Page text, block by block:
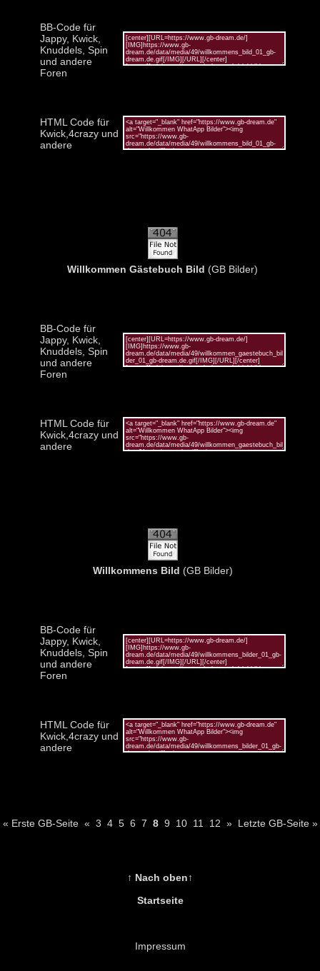
BB-Code für
Jappy, Kwick,
Knuddels, Spin
und andere
Foren
HTML Code für
Kwick,4crazy und
andere
Willkommen Gästebuch Bild (GB Bilder)
BB-Code für
Jappy, Kwick,
Knuddels, Spin
und andere
Foren
HTML Code für
Kwick,4crazy und
andere
Willkommens Bild (GB Bilder)
BB-Code für
Jappy, Kwick,
Knuddels, Spin
und andere
Foren
HTML Code für
Kwick,4crazy und
andere
« Erste GB-Seite « 3 4 5 6 7 8 9 10 11 12 » Letzte GB-Seite »
↑ Nach oben↑
Startseite
Impressum